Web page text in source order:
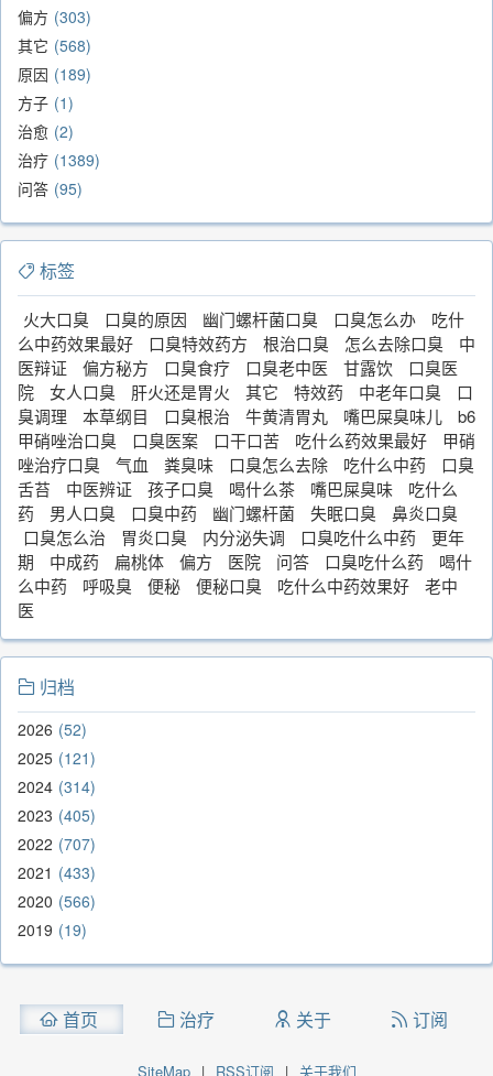
偏方 303
其它 568
原因 189
方子 1
治愈 2
治疗 1389
问答 95
标签
火大口臭 口臭的原因 幽门螺杆菌口臭 口臭怎么办
吃什
么中药效果最好
口臭特效药方 根治口臭 怎么去除口臭
中
医辩证
偏方秘方 口臭食疗 口臭老中医 甘露饮
口臭医
院
女人口臭 肝火还是胃火 其它 特效药 中老年口臭
口
臭调理
本草纲目 口臭根治 牛黄清胃丸 嘴巴屎臭味儿
b6
甲硝唑治口臭
口臭医案 口干口苦 吃什么药效果最好
甲硝
唑治疗口臭
气血 粪臭味 口臭怎么去除 吃什么中药
口臭
舌苔
中医辨证 孩子口臭 喝什么茶 嘴巴屎臭味
吃什么
药
男人口臭 口臭中药 幽门螺杆菌 失眠口臭
鼻炎口臭
口臭怎么治
胃炎口臭 内分泌失调 口臭吃什么中药
更年
期
中成药 扁桃体 偏方 医院 问答 口臭吃什么药
喝什
么中药
呼吸臭 便秘 便秘口臭 吃什么中药效果好
老中
医
归档
2026 52
2025 121
2024 314
2023 405
2022 707
2021
433
2020 566
2019 19
首页 治疗 关于 订阅
SiteMap | RSS订阅 | 关于我们